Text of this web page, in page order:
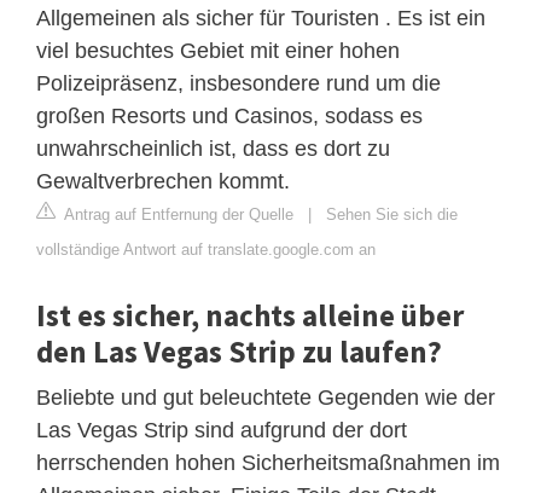
Allgemeinen als sicher für Touristen . Es ist ein
viel besuchtes Gebiet mit einer hohen
Polizeipräsenz, insbesondere rund um die
großen Resorts und Casinos, sodass es
unwahrscheinlich ist, dass es dort zu
Gewaltverbrechen kommt.
Antrag auf Entfernung der Quelle | Sehen Sie sich die
vollständige Antwort auf translate.google.com an
Ist es sicher, nachts alleine über
den Las Vegas Strip zu laufen?
Beliebte und gut beleuchtete Gegenden wie der
Las Vegas Strip sind aufgrund der dort
herrschenden hohen Sicherheitsmaßnahmen im